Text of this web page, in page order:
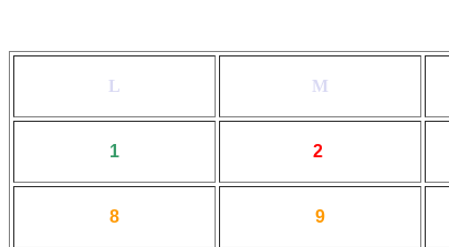
L M
1 2
8 9